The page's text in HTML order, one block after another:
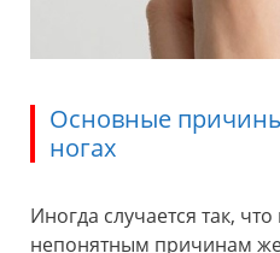
Основные
ногах
Иногда случается так,
непонятным причинам